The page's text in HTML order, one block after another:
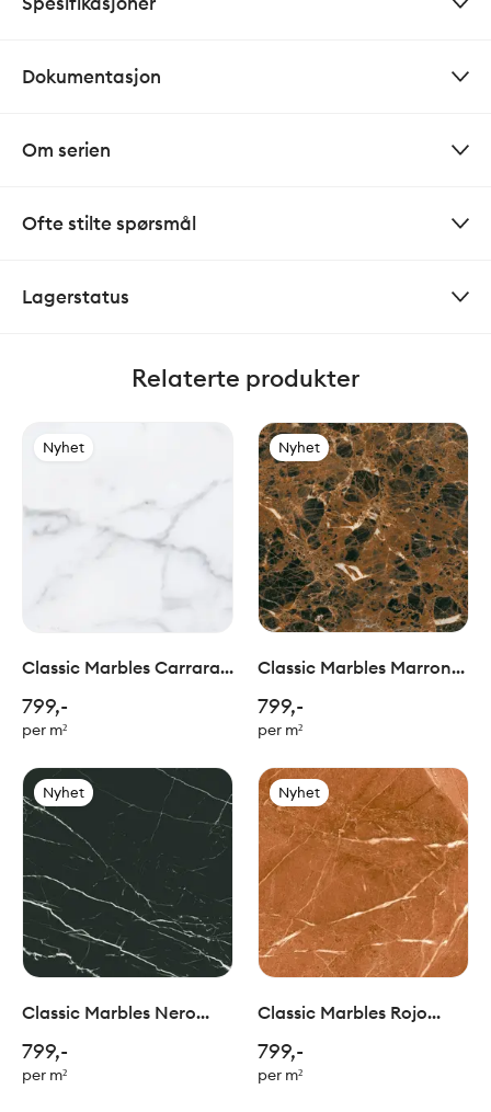
Dokumentasjon
Om serien
Ofte stilte spørsmål
Lagerstatus
Relaterte produkter
Nyhet
Classic Marbles Carrara
799,-
per m²
Nyhet
Classic Marbles Marron
799,-
per m²
Nyhet
Classic Marbles Nero
799,-
per m²
Nyhet
Classic Marbles Rojo
799,-
per m²